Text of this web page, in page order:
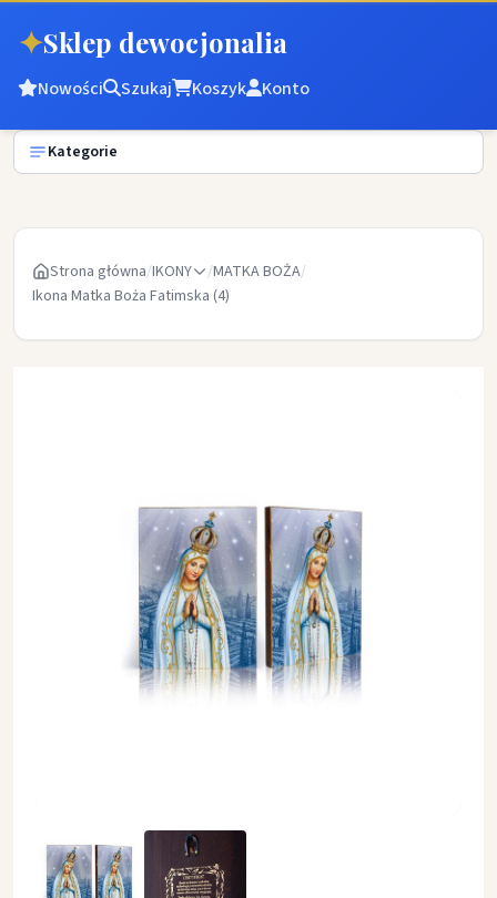
✦Sklep dewocjonalia
Nowości Szukaj Koszyk Konto
Kategorie
Strona główna/IKONY /MATKA BOŻA/
Ikona Matka Boża Fatimska (4)
Ikona Matka Boża Fatimska (4) - Matka Boża - Ikona Matka